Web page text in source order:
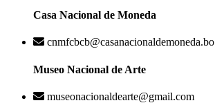
Casa Nacional de Moneda
cnmfcbcb@casanacionaldemoneda.bo
Museo Nacional de Arte
museonacionaldearte@gmail.com